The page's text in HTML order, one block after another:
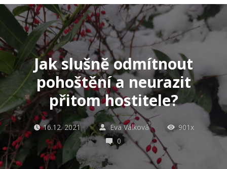
Jak slušně odmítnout
pohoštění a neurazit
přitom hostitele?
16.12. 2021 Eva Válková
901x
0